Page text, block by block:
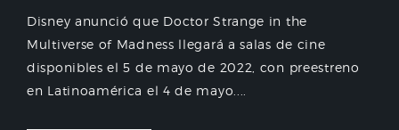
Disney anunció que Doctor Strange in the
Multiverse of Madness llegará a salas de cine
disponibles el 5 de mayo de 2022, con preestreno
en Latinoamérica el 4 de mayo....